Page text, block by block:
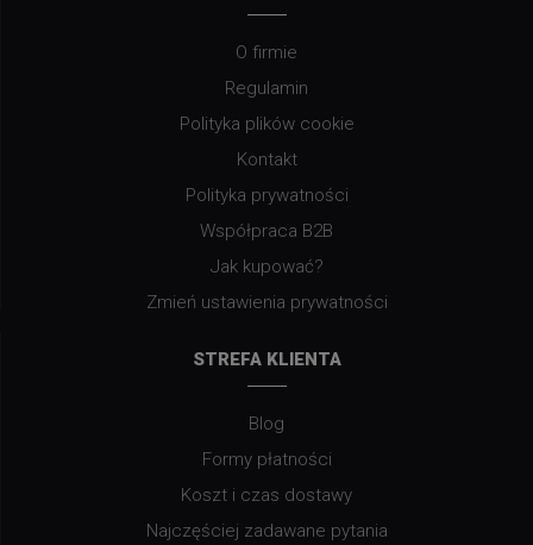
O firmie
Regulamin
Polityka plików cookie
Kontakt
Polityka prywatności
Współpraca B2B
Jak kupować?
Zmień ustawienia prywatności
STREFA KLIENTA
Blog
Formy płatności
Koszt i czas dostawy
Najczęściej zadawane pytania